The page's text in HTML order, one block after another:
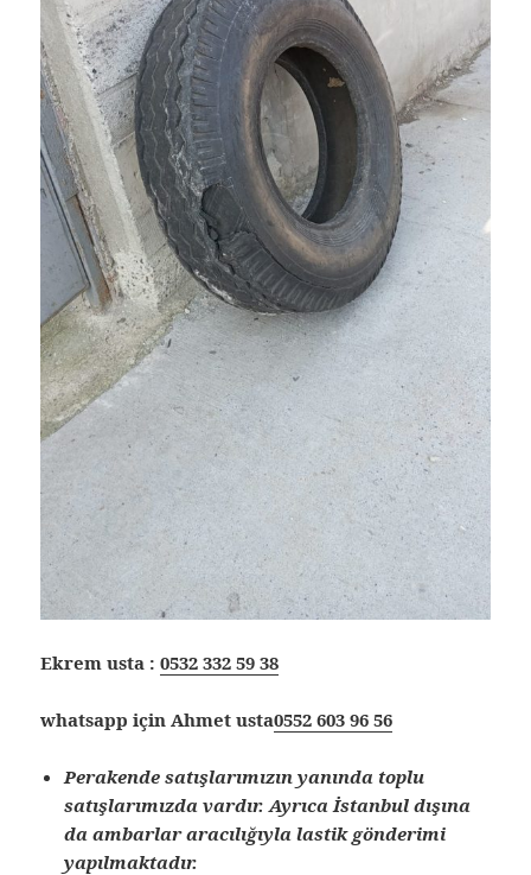
Ekrem usta :0532 332 59 38
whatsapp için Ahmet usta0552 603 96 56
Perakende satışlarımızın yanında toplu
satışlarımızda vardır. Ayrıca İstanbul dışına
da ambarlar aracılığıyla lastik gönderimi
yapılmaktadır.